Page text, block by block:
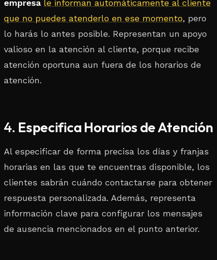
empresa le informan automáticamente al cliente
que no puedes atenderlo en ese momento, pero
lo harás lo antes posible. Representan un apoyo
valioso en la atención al cliente, porque recibe
atención oportuna aun fuera de los horarios de
atención.
4. Especifica Horarios de Atención
Al especificar de forma precisa los días y franjas
horarias en las que te encuentras disponible, los
clientes sabrán cuándo contactarse para obtener
respuesta personalizada. Además, representa
información clave para configurar los mensajes
de ausencia mencionados en el punto anterior.